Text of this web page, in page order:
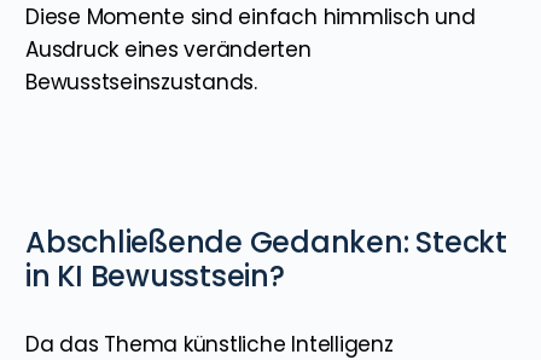
Diese Momente sind einfach himmlisch und
Ausdruck eines veränderten
Bewusstseinszustands.
Abschließende Gedanken: Steckt
in KI Bewusstsein?
Da das Thema künstliche Intelligenz